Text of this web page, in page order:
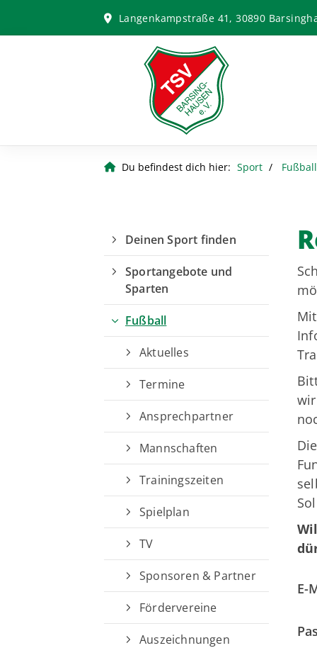
Langenkampstraße 41, 30890
Du befindest dich hier: Sport Fußball
E-
Deinen Sport finden
Sportangebote und
Sparten
Fußball
Aktuelles
Termine
Ansprechpartner
Mannschaften
Trainingszeiten
Spielplan
TV
Sponsoren & Partner
Fördervereine
Auszeichnungen
Kurzlinks
Sportangebote finden
Sportsuche
Sparten
Fußball